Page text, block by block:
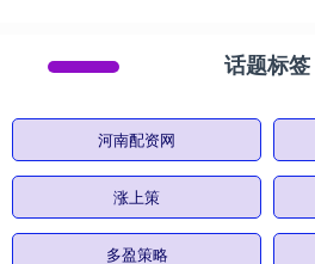
话题标签
河南配资网
涨上策
多盈策略